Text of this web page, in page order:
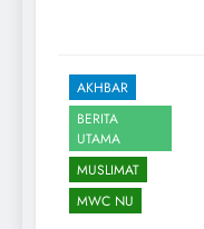
AKHBAR
BERITA
UTAMA
MUSLIMAT
MWC NU